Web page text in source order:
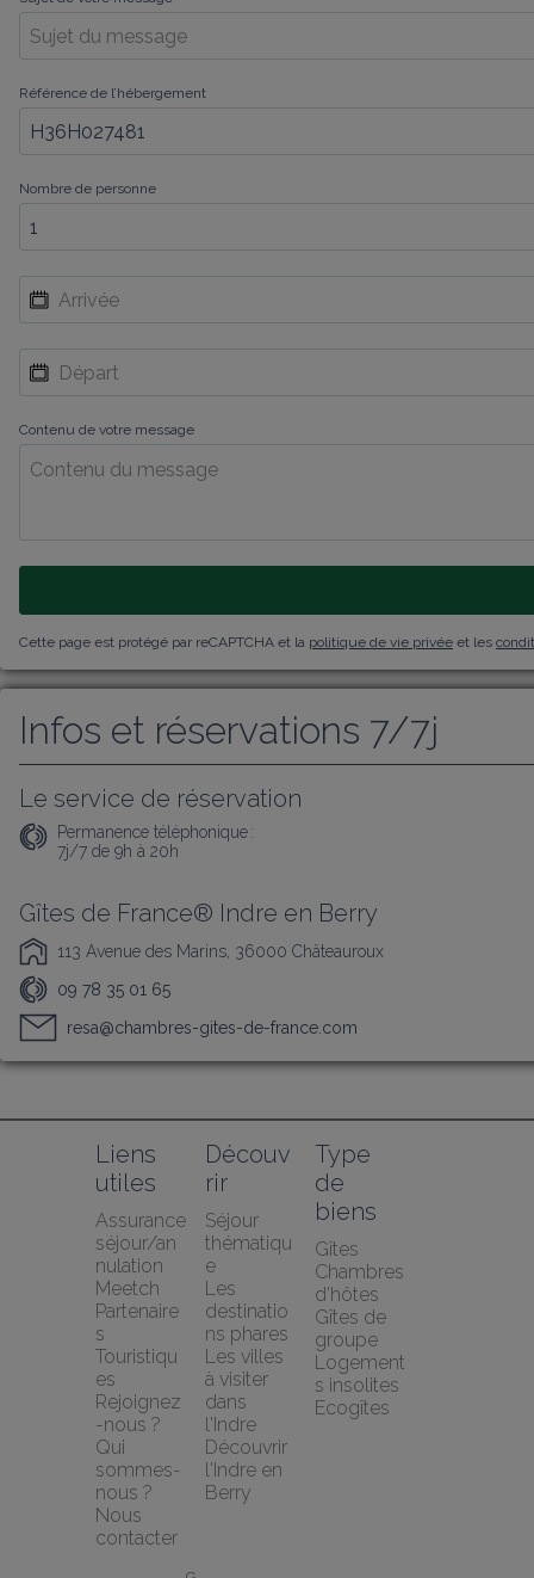
Référence de l’hébergement
Nombre de personne
Contenu de votre message
Cette page est protégé par reCAPTCHA et la politique de vie privée et les
Infos et réservations 7/7j
Le service de réservation
Permanence téléphonique :
7j/7 de 9h à 20h
Gîtes de France® Indre en Berry
113 Avenue des Marins, 36000 Châteauroux
09 78 35 01 65
resa@chambres-gites-de-france.com
Liens
utiles
Assurance
séjour/an
nulation
Meetch
Partenaire
s
Touristiqu
es
Rejoignez
-nous ?
Qui
sommes-
nous ?
Nous
contacter
Découv
rir
Séjour
thématiqu
e
Les
destinatio
ns phares
Les villes
à visiter
dans
l'Indre
Découvrir
l'Indre en
Berry
Type
de
biens
Gîtes
Chambres
d'hôtes
Gîtes de
groupe
Logement
s insolites
Ecogîtes